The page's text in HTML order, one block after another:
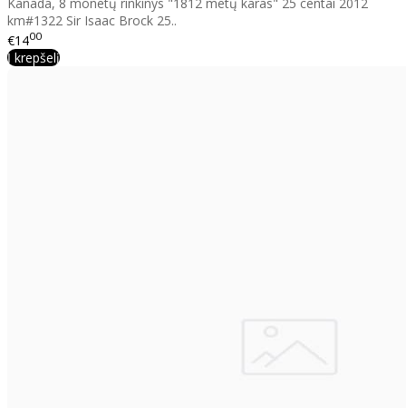
Kanada, 8 monetų rinkinys "1812 metų karas" 25 centai 2012
km#1322 Sir Isaac Brock 25..
€1400
Į krepšelį